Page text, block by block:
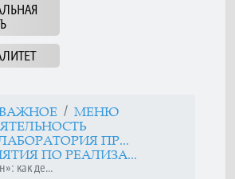
МЕНЮ
ПР...
ПО РЕАЛИЗА...
как де...